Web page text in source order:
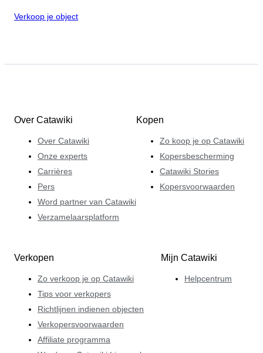
Verkoop je object
Over Catawiki
Over Catawiki
Onze experts
Carrières
Pers
Word partner van Catawiki
Verzamelaarsplatform
Kopen
Zo koop je op Catawiki
Kopersbescherming
Catawiki Stories
Kopersvoorwaarden
Verkopen
Zo verkoop je op Catawiki
Tips voor verkopers
Richtlijnen indienen objecten
Verkopersvoorwaarden
Affiliate programma
Mijn Catawiki
Helpcentrum